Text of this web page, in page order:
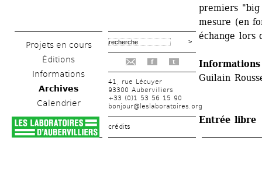
Projets en cours
Éditions
Informations
Archives
Calendrier
f t
41, rue Lécuyer
93300 Aubervilliers
+33 (0)1 53 56 15 90
bonjour@leslaboratoires.org
crédits
premiers
mesure (en
échange lors
Guilain
Entrée libre